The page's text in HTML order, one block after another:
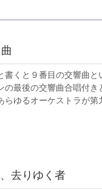
くと９番目の交響曲と
の最後の交響曲合唱付
らゆるオーケストラが
去りゆく者